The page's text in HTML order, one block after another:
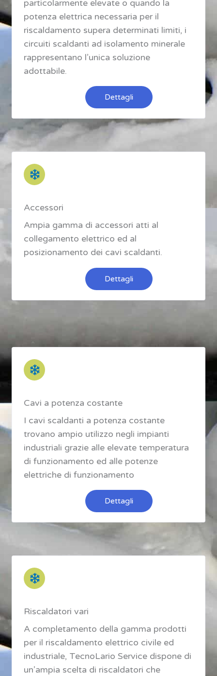
particolarmente elevate o quando la
potenza elettrica necessaria per il
riscaldamento supera determinati limiti, i
circuiti scaldanti ad isolamento minerale
rappresentano l’unica soluzione
adottabile.
Dettagli
Accessori
Ampia gamma di accessori atti al
collegamento elettrico ed al
posizionamento dei cavi scaldanti.
Dettagli
Cavi a potenza costante
I cavi scaldanti a potenza costante
trovano ampio utilizzo negli impianti
industriali grazie alle elevate temperatura
di funzionamento ed alle potenze
elettriche di funzionamento
Dettagli
Riscaldatori vari
A completamento della gamma prodotti
per il riscaldamento elettrico civile ed
industriale, TecnoLario Service dispone di
un’ampia scelta di riscaldatori che